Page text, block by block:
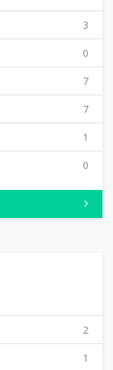
3
0
7
7
1
0
2
1